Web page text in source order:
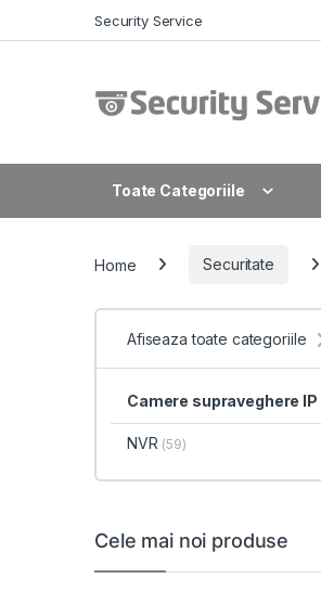
Security Service
Toate Categoriile
Home Securitate
Afiseaza toate categoriile
Camere supraveghere IP
NVR (59)
Cele mai noi produse